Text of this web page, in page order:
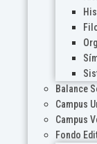
Balance
Campus
Campus
Fondo